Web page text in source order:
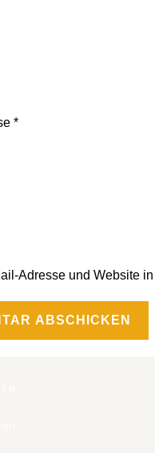
*
Adresse und Website